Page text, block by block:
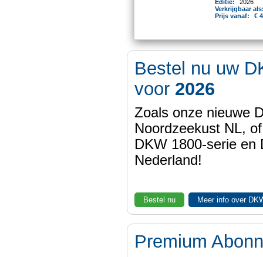
Editie:
2026
Verkrijgbaar
Prijs vanaf:
€
Bestel nu uw
voor 2026
Zoals onze nieuwe
Noordzeekust NL,
DKW 1800-serie en
Nederland!
Bestel nu Meer info over
Premium